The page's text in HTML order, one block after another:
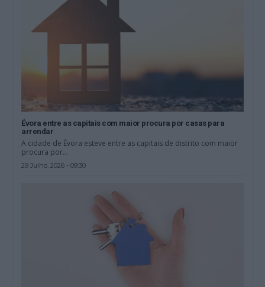
Évora entre as capitais com maior procura por casas para
arrendar
A cidade de Évora esteve entre as capitais de distrito com maior
procura por...
29 Julho, 2026 - 09:30